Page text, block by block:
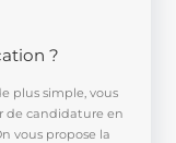
?
plus simple, vous
de candidature en
vous propose la